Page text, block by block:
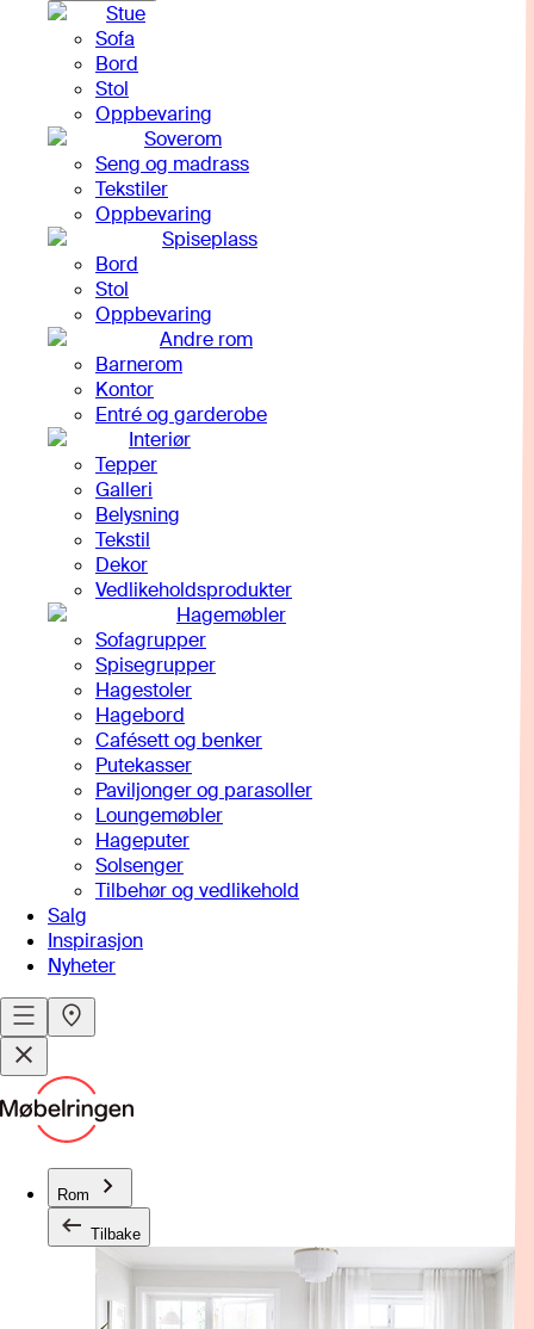
Stue
Sofa
Bord
Stol
Oppbevaring
Soverom
Seng og madrass
Tekstiler
Oppbevaring
Spiseplass
Bord
Stol
Oppbevaring
Andre rom
Barnerom
Kontor
Entré og garderobe
Interiør
Tepper
Galleri
Belysning
Tekstil
Dekor
Vedlikeholdsprodukter
Hagemøbler
Sofagrupper
Spisegrupper
Hagestoler
Hagebord
Cafésett og benker
Putekasser
Paviljonger og parasoller
Loungemøbler
Hageputer
Solsenger
Tilbehør og vedlikehold
Salg
Inspirasjon
Nyheter
Rom
Tilbake